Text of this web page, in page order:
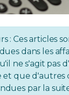
: Ces articles
dans les
ne s'agit pas
et que d'autres
par la